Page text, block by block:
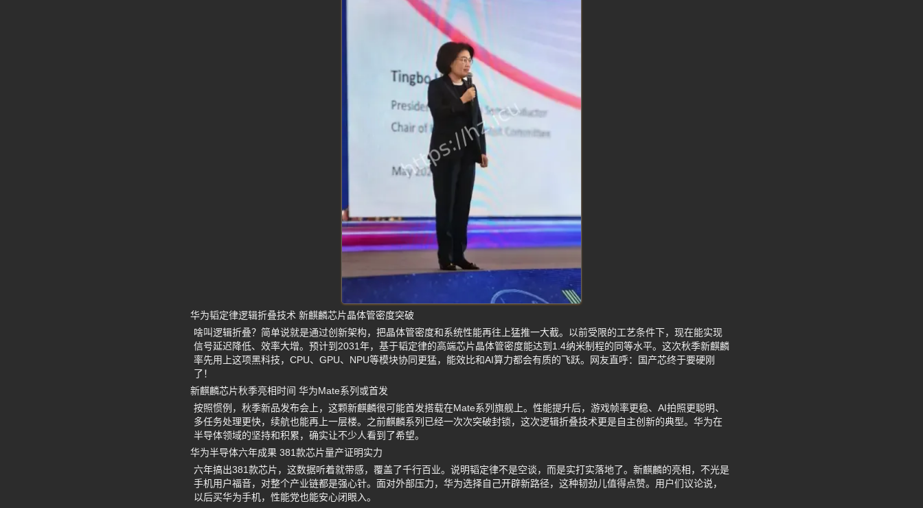
华为韬定律逻辑折叠技术 新麒麟芯片晶体管密度突破
啥叫逻辑折叠？简单说就是通过创新架构，把晶体管密度和系统性能再往上猛推一大截。以前受限的工艺条件下，现在能实现
信号延迟降低、效率大增。预计到2031年，基于韬定律的高端芯片晶体管密度能达到1.4纳米制程的同等水平。这次秋季新麒麟
率先用上这项黑科技，CPU、GPU、NPU等模块协同更猛，能效比和AI算力都会有质的飞跃。网友直呼：国产芯终于要硬刚
了！
新麒麟芯片秋季亮相时间 华为Mate系列或首发
按照惯例，秋季新品发布会上，这颗新麒麟很可能首发搭载在Mate系列旗舰上。性能提升后，游戏帧率更稳、AI拍照更聪明、
多任务处理更快，续航也能再上一层楼。之前麒麟系列已经一次次突破封锁，这次逻辑折叠技术更是自主创新的典型。华为在
半导体领域的坚持和积累，确实让不少人看到了希望。
华为半导体六年成果 381款芯片量产证明实力
六年搞出381款芯片，这数据听着就带感，覆盖了千行百业。说明韬定律不是空谈，而是实打实落地了。新麒麟的亮相，不光是
手机用户福音，对整个产业链都是强心针。面对外部压力，华为选择自己开辟新路径，这种韧劲儿值得点赞。用户们议论说，
以后买华为手机，性能党也能安心闭眼入。